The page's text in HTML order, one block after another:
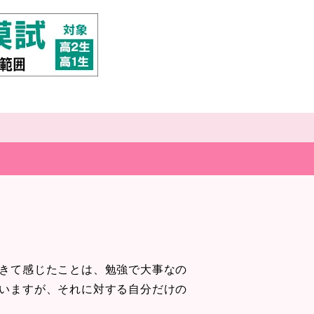
感じたことは、勉強で大事なの
ますが、それに対する自分だけの